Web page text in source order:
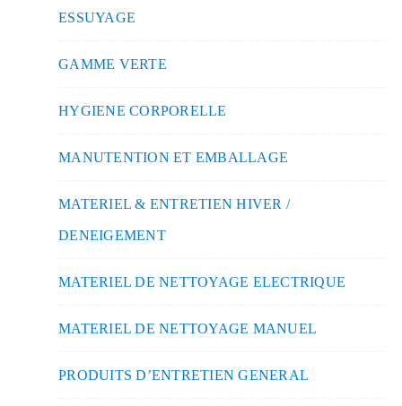
ESSUYAGE
GAMME VERTE
HYGIENE CORPORELLE
MANUTENTION ET EMBALLAGE
MATERIEL & ENTRETIEN HIVER /
DENEIGEMENT
MATERIEL DE NETTOYAGE ELECTRIQUE
MATERIEL DE NETTOYAGE MANUEL
PRODUITS D’ENTRETIEN GENERAL